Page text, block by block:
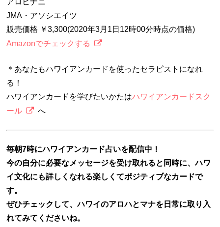
アロヒナニ
JMA・アソシエイツ
販売価格 ￥3,300(2020年3月1日12時00分時点の価格)
Amazonでチェックする
＊あなたもハワイアンカードを使ったセラピストになれ
る！
ハワイアンカードを学びたいかたはハワイアンカードスク
ール
へ
毎朝7時にハワイアンカード占いを配信中！
今の自分に必要なメッセージを受け取れると同時に、ハワ
イ文化にも詳しくなれる楽しくてポジティブなカードで
す。
ぜひチェックして、ハワイのアロハとマナを日常に取り入
れてみてくださいね。